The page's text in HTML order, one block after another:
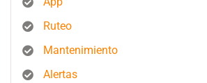
Ruteo
Mantenimiento
Alertas